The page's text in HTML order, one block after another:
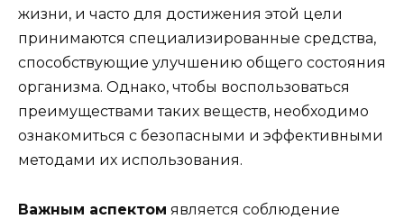
жизни, и часто для достижения этой цели
принимаются специализированные средства,
способствующие улучшению общего состояния
организма. Однако, чтобы воспользоваться
преимуществами таких веществ, необходимо
ознакомиться с безопасными и эффективными
методами их использования.
Важным аспектом является соблюдение